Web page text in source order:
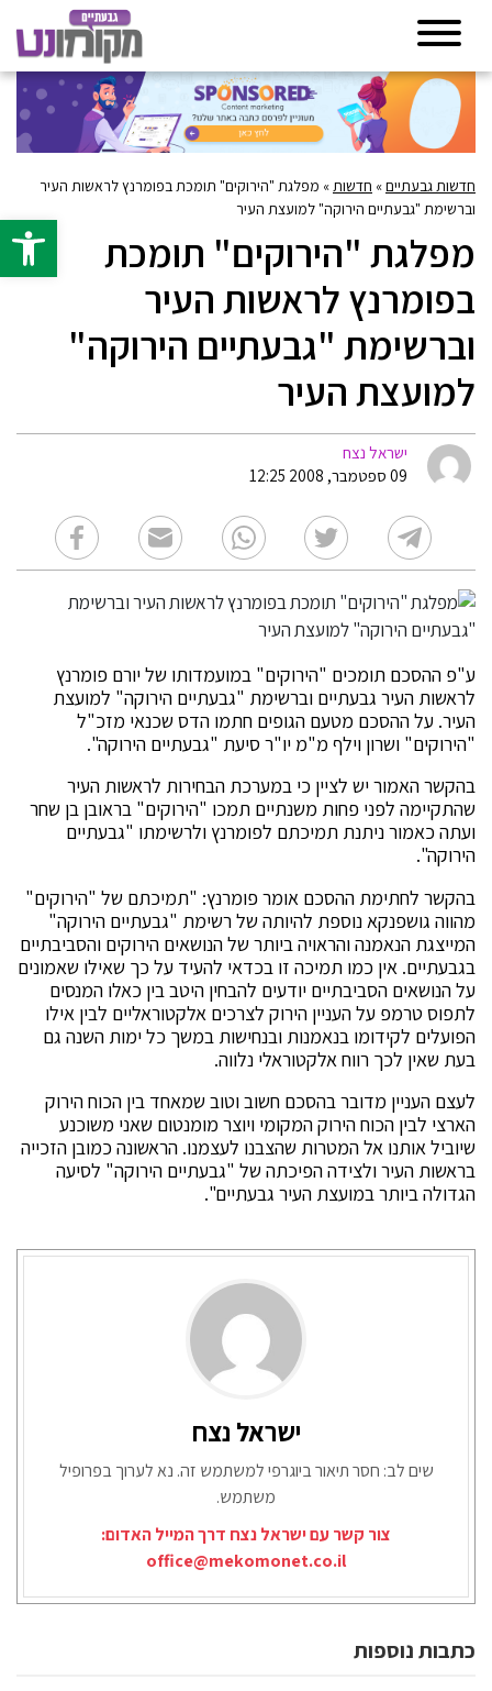
פתח
חדשות גבעתיים» חדשות » מפלגת "הירוקים" תומכת בפומרנץ לראשות העיר
וברשימת "גבעתיים הירוקה" למועצת העיר
מפלגת "הירוקים" תומכת
בפומרנץ לראשות העיר
וברשימת "גבעתיים הירוקה"
למועצת העיר
ישראל נצח
09 ספטמבר, 2008 12:25
ע"פ ההסכם תומכים "הירוקים" במועמדותו של יורם פומרנץ
לראשות העיר גבעתיים וברשימת "גבעתיים הירוקה" למועצת
העיר. על ההסכם מטעם הגופים חתמו הדס שכנאי מזכ"ל
"הירוקים" ושרון וילף מ"מ יו"ר סיעת "גבעתיים הירוקה".
בהקשר האמור יש לציין כי במערכת הבחירות לראשות העיר
שהתקיימה לפני פחות משנתיים תמכו "הירוקים" בראובן בן שחר
ועתה כאמור ניתנת תמיכתם לפומרנץ ולרשימתו "גבעתיים
הירוקה".
בהקשר לחתימת ההסכם אומר פומרנץ: "תמיכתם של "הירוקים"
מהווה גושפנקא נוספת להיותה של רשימת "גבעתיים הירוקה"
המייצגת הנאמנה והראויה ביותר של הנושאים הירוקים והסביבתיים
בגבעתיים. אין כמו תמיכה זו בכדאי להעיד על כך שאילו שאמונים
על הנושאים הסביבתיים יודעים להבחין היטב בין כאלו המנסים
לתפוס טרמפ על העניין הירוק לצרכים אלקטוראליים לבין אילו
הפועלים לקידומו בנאמנות ובנחישות במשך כל ימות השנה גם
בעת שאין לכך רווח אלקטוראלי נלווה.
לעצם העניין מדובר בהסכם חשוב וטוב שמאחד בין הכוח הירוק
הארצי לבין הכוח הירוק המקומי ויוצר מומנטום שאני משוכנע
שיוביל אותנו אל המטרות שהצבנו לעצמנו. הראשונה כמובן הזכייה
בראשות העיר ולצידה הפיכתה של "גבעתיים הירוקה" לסיעה
הגדולה ביותר במועצת העיר גבעתיים".
ישראל נצח
שים לב: חסר תיאור ביוגרפי למשתמש זה. נא לערוך בפרופיל
משתמש.
צור קשר עם ישראל נצח דרך המייל האדום:
office@mekomonet.co.il
כתבות נוספות